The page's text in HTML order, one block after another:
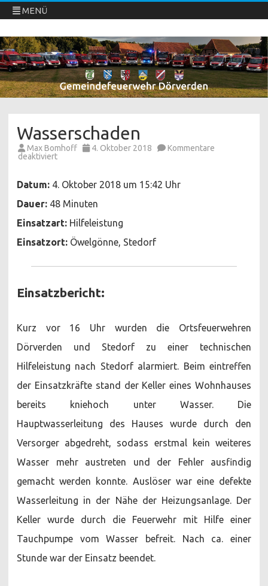
MENÜ
Freiwillige Feuerwehren Dörverden
Direkt
zum
Inhalt
springen
Wasserschaden
Max Bomhoff 4. Oktober 2018
Kommentare
deaktiviertfür
Datum: 4. Oktober 2018 um 15:42 Uhr
Dauer: 48 Minuten
Einsatzart: Hilfeleistung
Einsatzort: Öwelgönne, Stedorf
Einsatzbericht:
Kurz vor 16 Uhr wurden die Ortsfeuerwehren
Dörverden und Stedorf zu einer technischen
Hilfeleistung nach Stedorf alarmiert. Beim eintreffen
der Einsatzkräfte stand der Keller eines Wohnhauses
bereits kniehoch unter Wasser. Die
Hauptwasserleitung des Hauses wurde durch den
Versorger abgedreht, sodass erstmal kein weiteres
Wasser mehr austreten und der Fehler ausfindig
gemacht werden konnte. Auslöser war eine defekte
Wasserleitung in der Nähe der Heizungsanlage. Der
Keller wurde durch die Feuerwehr mit Hilfe einer
Tauchpumpe vom Wasser befreit. Nach ca. einer
Stunde war der Einsatz beendet.